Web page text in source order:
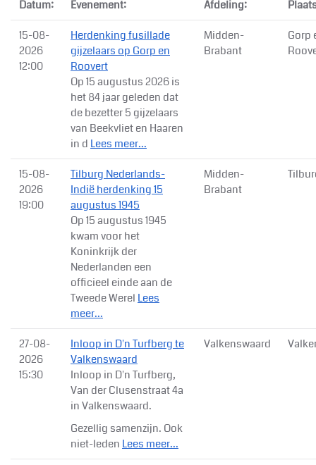
Datum: Evenement: Afdeling:
15-08-
2026
12:00
Herdenking fusillade
gijzelaars op Gorp en
Roovert
Op 15 augustus 2026 is
het 84 jaar geleden dat
de bezetter 5 gijzelaars
van Beekvliet en Haaren
in d Lees meer...
Midden-
Brabant
Gorp
15-08-
2026
19:00
Tilburg Nederlands-
Indië herdenking 15
augustus 1945
Op 15 augustus 1945
kwam voor het
Koninkrijk der
Nederlanden een
officieel einde aan de
Tweede Werel Lees
meer...
Midden-
Brabant
27-08-
2026
15:30
Inloop in D'n Turfberg te
Valkenswaard
Inloop in D'n Turfberg,
Van der Clusenstraat 4a
in Valkenswaard.
Gezellig samenzijn. Ook
niet-leden Lees meer...
Valkenswaard